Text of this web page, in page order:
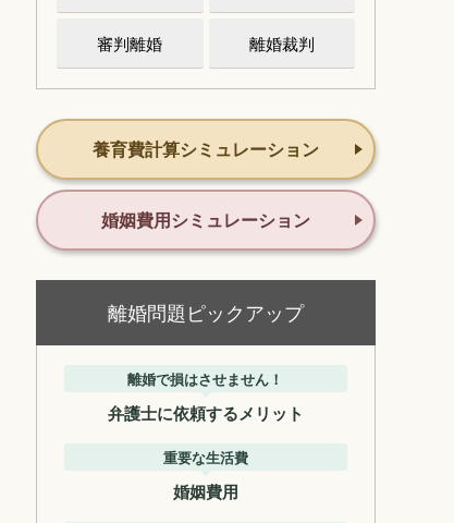
審判離婚 離婚裁判
養育費計算シミュレーション
婚姻費用シミュレーション
離婚問題ピックアップ
離婚で損はさせません！
弁護士に依頼するメリット
重要な生活費
婚姻費用